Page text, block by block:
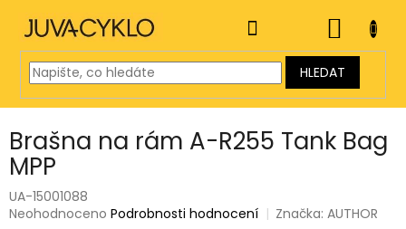
obsah
HLEDAT
KOŠÍK
Brašna na rám A-R255 Tank Bag
MPP
UA-15001088
Průměrné
Neohodnoceno Podrobnosti hodnocení Značka:AUTHOR